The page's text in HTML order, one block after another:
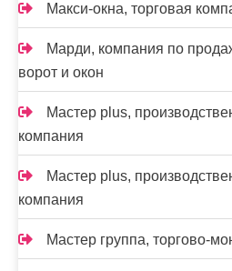
Макси-окна, торговая
Марди, компания по
ворот и окон
Мастер plus,
компания
Мастер plus,
компания
Мастер группа, торгово-